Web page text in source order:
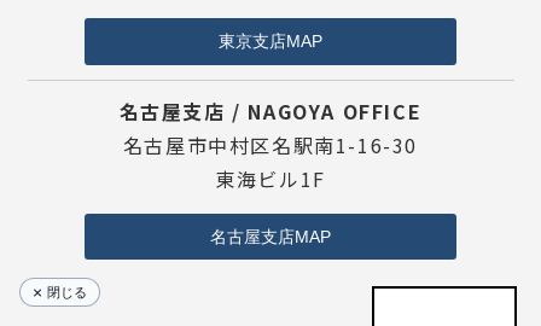
東京支店MAP
名古屋支店 / NAGOYA OFFICE
名古屋市中村区名駅南1-16-30
東海ビル1F
名古屋支店MAP
閉じる